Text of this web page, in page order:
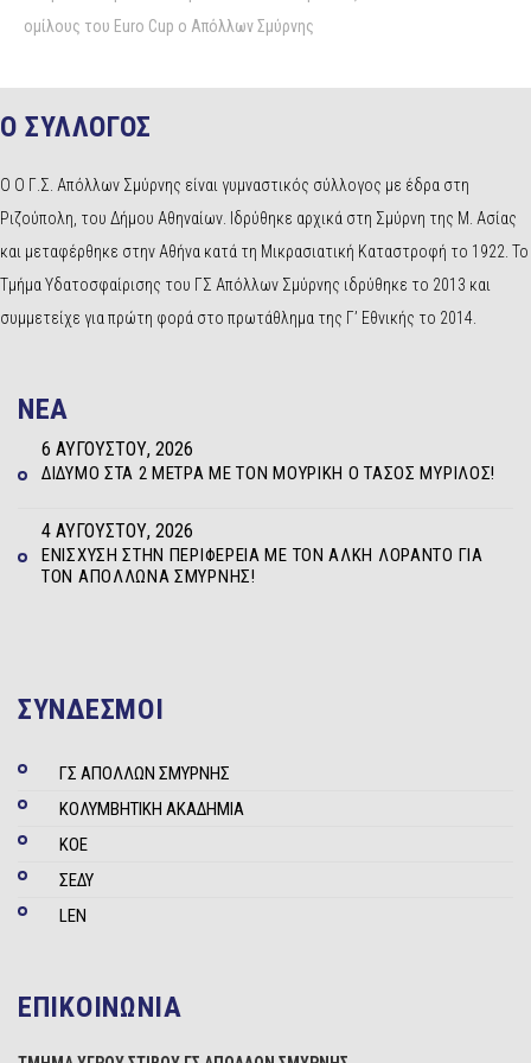
ομίλους του Euro Cup ο Απόλλων Σμύρνης
Ο ΣΥΛΛΟΓΟΣ
Ο Ο Γ.Σ. Απόλλων Σμύρνης είναι γυμναστικός σύλλογος με έδρα στη
Ριζούπολη, του Δήμου Αθηναίων. Ιδρύθηκε αρχικά στη Σμύρνη της Μ. Ασίας
και μεταφέρθηκε στην Αθήνα κατά τη Μικρασιατική Καταστροφή το 1922. Το
Τμήμα Υδατοσφαίρισης του ΓΣ Απόλλων Σμύρνης ιδρύθηκε το 2013 και
συμμετείχε για πρώτη φορά στο πρωτάθλημα της Γ’ Εθνικής το 2014.
NEA
ΔΊΔΥΜΟ ΣΤΑ 2 ΜΈΤΡΑ ΜΕ ΤΟΝ ΜΟΥΡΊΚΗ Ο ΤΆΣΟΣ ΜΥΡΊΛΟΣ!
6 ΑΥΓΟΎΣΤΟΥ, 2026
ΕΝΊΣΧΥΣΗ ΣΤΗΝ ΠΕΡΙΦΈΡΕΙΑ ΜΕ ΤΟΝ ΆΛΚΗ ΛΟΡΆΝΤΟ ΓΙΑ
ΤΟΝ ΑΠΌΛΛΩΝΑ ΣΜΎΡΝΗΣ!
4 ΑΥΓΟΎΣΤΟΥ, 2026
ΣΥΝΔΕΣΜΟΙ
ΓΣ ΑΠΟΛΛΩΝ ΣΜΥΡΝΗΣ
ΚΟΛΥΜΒΗΤΙΚΗ ΑΚΑΔΗΜΙΑ
ΚΟΕ
ΣΕΔΥ
LEN
ΕΠΙΚΟΙΝΩΝΙΑ